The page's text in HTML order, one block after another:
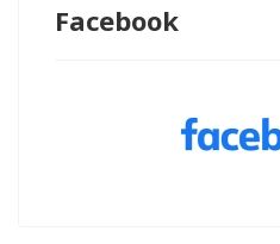
Facebook